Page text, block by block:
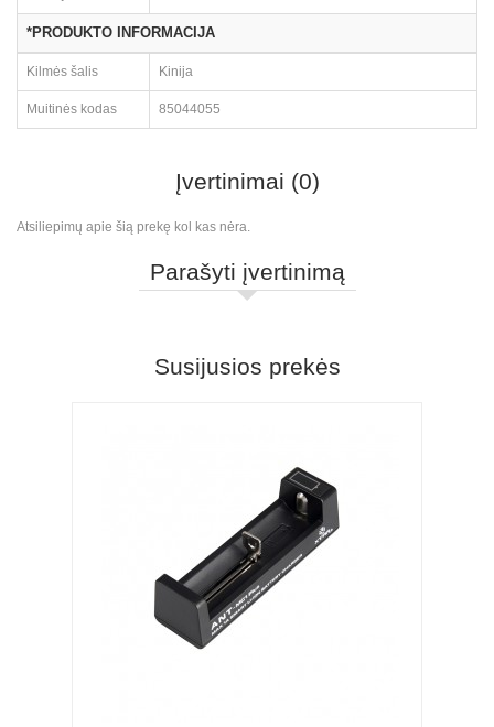
*PRODUKTO INFORMACIJA
Kilmės šalis Kinija
Muitinės kodas 85044055
Įvertinimai (0)
Atsiliepimų apie šią prekę kol kas nėra.
Parašyti įvertinimą
Susijusios prekės